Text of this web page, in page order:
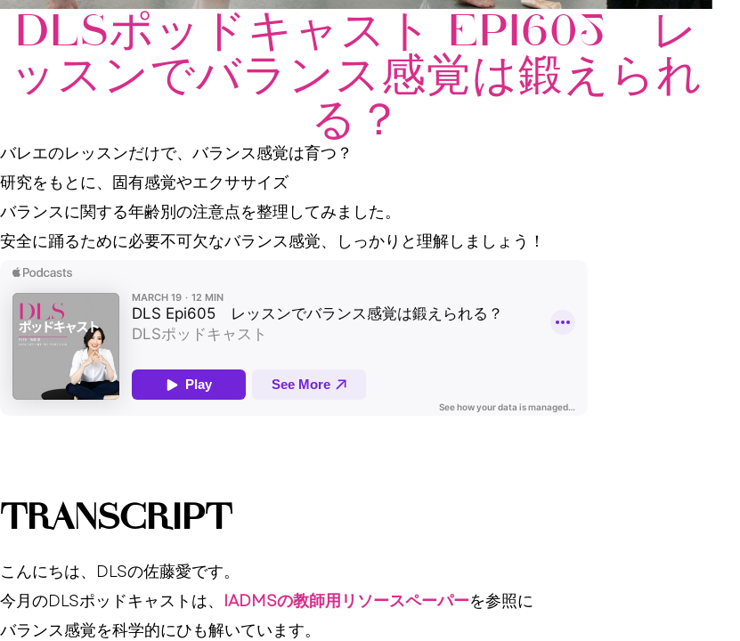
DLSポッドキャスト EPI605 レ
ッスンでバランス感覚は鍛えられ
る？
バレエのレッスンだけで、バランス感覚は育つ？
研究をもとに、固有感覚やエクササイズ
バランスに関する年齢別の注意点を整理してみました。
安全に踊るために必要不可欠なバランス感覚、しっかりと理解しましょう！
TRANSCRIPT
こんにちは、DLSの佐藤愛です。
今月のDLSポッドキャストは、 IADMSの教師用リソースペーパーを参照に
バランス感覚を科学的にひも解いています。